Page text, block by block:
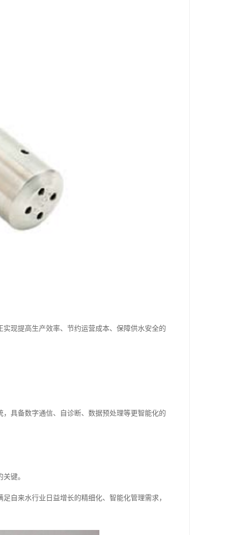
现提高生产效率、节约运营成本、保障供水安全的
具备数字通信、自诊断、数据预处理等更智能化的
键。
自来水行业日益增长的精细化、智能化管理需求，